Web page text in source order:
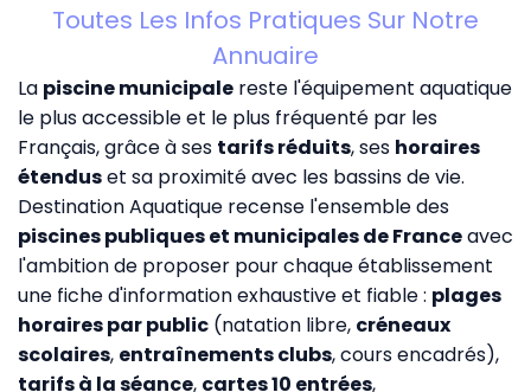
Toutes Les Infos Pratiques Sur Notre
Annuaire
La piscine municipale reste l'équipement aquatique
le plus accessible et le plus fréquenté par les
Français, grâce à ses tarifs réduits, ses horaires
étenduset sa proximité avec les bassins de vie.
Destination Aquatique recense l'ensemble des
piscines publiques et municipales de Franceavec
l'ambition de proposer pour chaque établissement
une fiche d'information exhaustive et fiable : plages
horaires par public (natation libre, créneaux
scolaires, entraînements clubs, cours encadrés),
tarifs à la séance, cartes 10 entrées,